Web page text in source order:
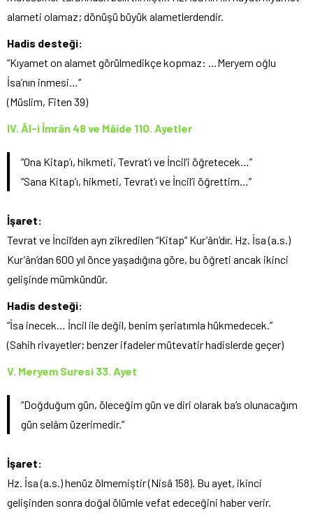
alameti olamaz; dönüşü büyük alametlerdendir.
Hadis desteği:
“Kıyamet on alamet görülmedikçe kopmaz: …Meryem oğlu
İsa’nın inmesi…”
(Müslim, Fiten 39)
IV. Âl-i İmrân 48 ve Mâide 110. Ayetler
“Ona Kitap’ı, hikmeti, Tevrat’ı ve İncil’i öğretecek…”
“Sana Kitap’ı, hikmeti, Tevrat’ı ve İncil’i öğrettim…”
İşaret:
Tevrat ve İncil’den ayrı zikredilen “Kitap” Kur’ân’dır. Hz. İsa (a.s.)
Kur’ân’dan 600 yıl önce yaşadığına göre, bu öğreti ancak ikinci
gelişinde mümkündür.
Hadis desteği:
“İsa inecek… İncil ile değil, benim şeriatımla hükmedecek.”
(Sahih rivayetler; benzer ifadeler mütevatir hadislerde geçer)
V. Meryem Suresi 33. Ayet
“Doğduğum gün, öleceğim gün ve diri olarak ba’s olunacağım
gün selâm üzerimedir.”
İşaret:
Hz. İsa (a.s.) henüz ölmemiştir (Nisâ 158). Bu ayet, ikinci
gelişinden sonra doğal ölümle vefat edeceğini haber verir.